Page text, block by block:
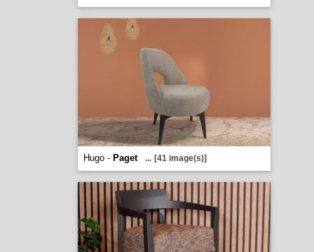
Hugo - Paget ... [41 image(s)]